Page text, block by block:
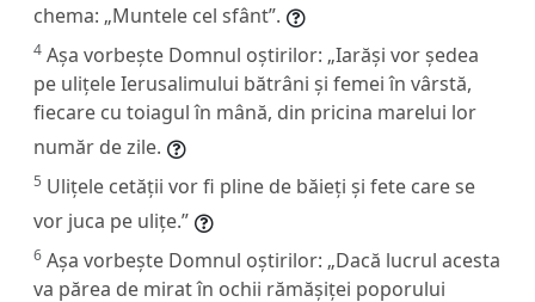
chema: „Muntele cel sfânt”.
4 Așa vorbește Domnul oștirilor: „Iarăși vor ședea
pe ulițele Ierusalimului bătrâni și femei în vârstă,
fiecare cu toiagul în mână, din pricina marelui lor
număr de zile.
5 Ulițele cetății vor fi pline de băieți și fete care se
vor juca pe ulițe.”
6 Așa vorbește Domnul oștirilor: „Dacă lucrul acesta
va părea de mirat în ochii rămășiței poporului